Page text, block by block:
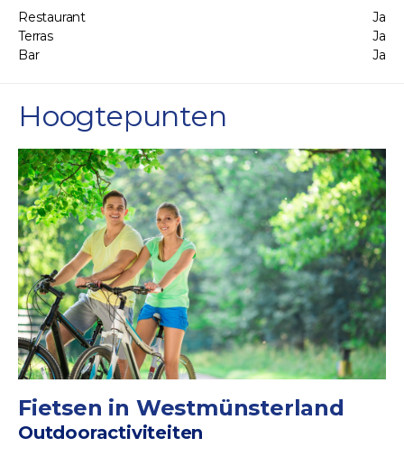
Restaurant
Ja
Terras
Ja
Bar
Ja
Hoogtepunten
Fietsen in Westmünsterland
Outdooractiviteiten